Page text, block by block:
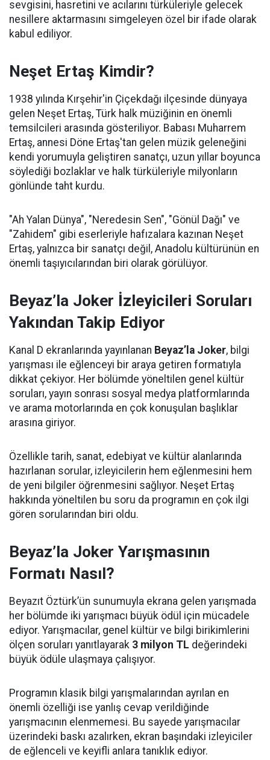
sevgisini, hasretini ve acılarını türküleriyle gelecek
nesillere aktarmasını simgeleyen özel bir ifade olarak
kabul ediliyor.
Neşet Ertaş Kimdir?
1938 yılında Kırşehir'in Çiçekdağı ilçesinde dünyaya
gelen Neşet Ertaş, Türk halk müziğinin en önemli
temsilcileri arasında gösteriliyor. Babası Muharrem
Ertaş, annesi Döne Ertaş'tan gelen müzik geleneğini
kendi yorumuyla geliştiren sanatçı, uzun yıllar boyunca
söylediği bozlaklar ve halk türküleriyle milyonların
gönlünde taht kurdu.
"Ah Yalan Dünya", "Neredesin Sen", "Gönül Dağı" ve
"Zahidem" gibi eserleriyle hafızalara kazınan Neşet
Ertaş, yalnızca bir sanatçı değil, Anadolu kültürünün en
önemli taşıyıcılarından biri olarak görülüyor.
Beyaz’la Joker İzleyicileri Soruları
Yakından Takip Ediyor
Kanal D ekranlarında yayınlanan Beyaz’la Joker, bilgi
yarışması ile eğlenceyi bir araya getiren formatıyla
dikkat çekiyor. Her bölümde yöneltilen genel kültür
soruları, yayın sonrası sosyal medya platformlarında
ve arama motorlarında en çok konuşulan başlıklar
arasına giriyor.
Özellikle tarih, sanat, edebiyat ve kültür alanlarında
hazırlanan sorular, izleyicilerin hem eğlenmesini hem
de yeni bilgiler öğrenmesini sağlıyor. Neşet Ertaş
hakkında yöneltilen bu soru da programın en çok ilgi
gören sorularından biri oldu.
Beyaz’la Joker Yarışmasının
Formatı Nasıl?
Beyazıt Öztürk’ün sunumuyla ekrana gelen yarışmada
her bölümde iki yarışmacı büyük ödül için mücadele
ediyor. Yarışmacılar, genel kültür ve bilgi birikimlerini
ölçen soruları yanıtlayarak 3 milyon TL değerindeki
büyük ödüle ulaşmaya çalışıyor.
Programın klasik bilgi yarışmalarından ayrılan en
önemli özelliği ise yanlış cevap verildiğinde
yarışmacının elenmemesi. Bu sayede yarışmacılar
üzerindeki baskı azalırken, ekran başındaki izleyiciler
de eğlenceli ve keyifli anlara tanıklık ediyor.